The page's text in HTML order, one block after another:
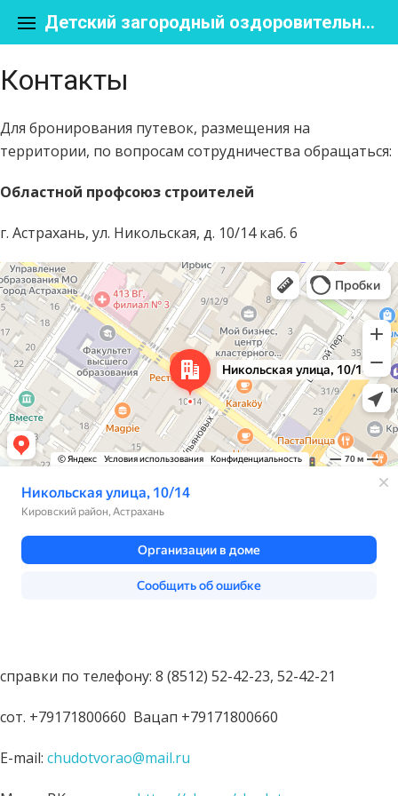
content
Детский загородный оздоровительный лагерь «Ребячья усадьба «Чудотворы»
Контакты
Для бронирования путевок, размещения на
территории, по вопросам сотрудничества обращаться:
Областной профсоюз строителей
г. Астрахань, ул. Никольская, д. 10/14 каб. 6
Астрахань
Яндекс Карты — транспорт, навигация, поиск мест
справки по телефону: 8 (8512) 52-42-23, 52-42-21
сот. +79171800660 Вацап +79171800660
E-mail: chudotvorao@mail.ru